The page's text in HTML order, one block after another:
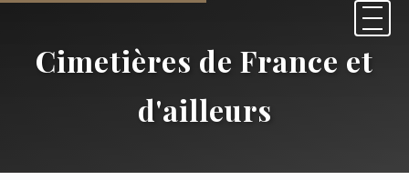
Cimetières de France et
d'ailleurs